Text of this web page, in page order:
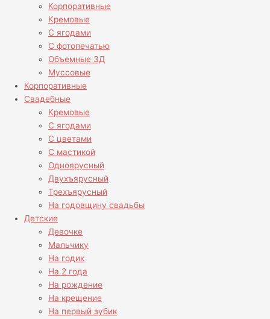
Корпоративные
Кремовые
С ягодами
С фотопечатью
Объемные 3Д
Муссовые
Корпоративные
Свадебные
Кремовые
С ягодами
С цветами
С мастикой
Одноярусный
Двухъярусный
Трехъярусный
На годовщину свадьбы
Детские
Девочке
Мальчику
На годик
На 2 года
На рождение
На крещение
На первый зубик